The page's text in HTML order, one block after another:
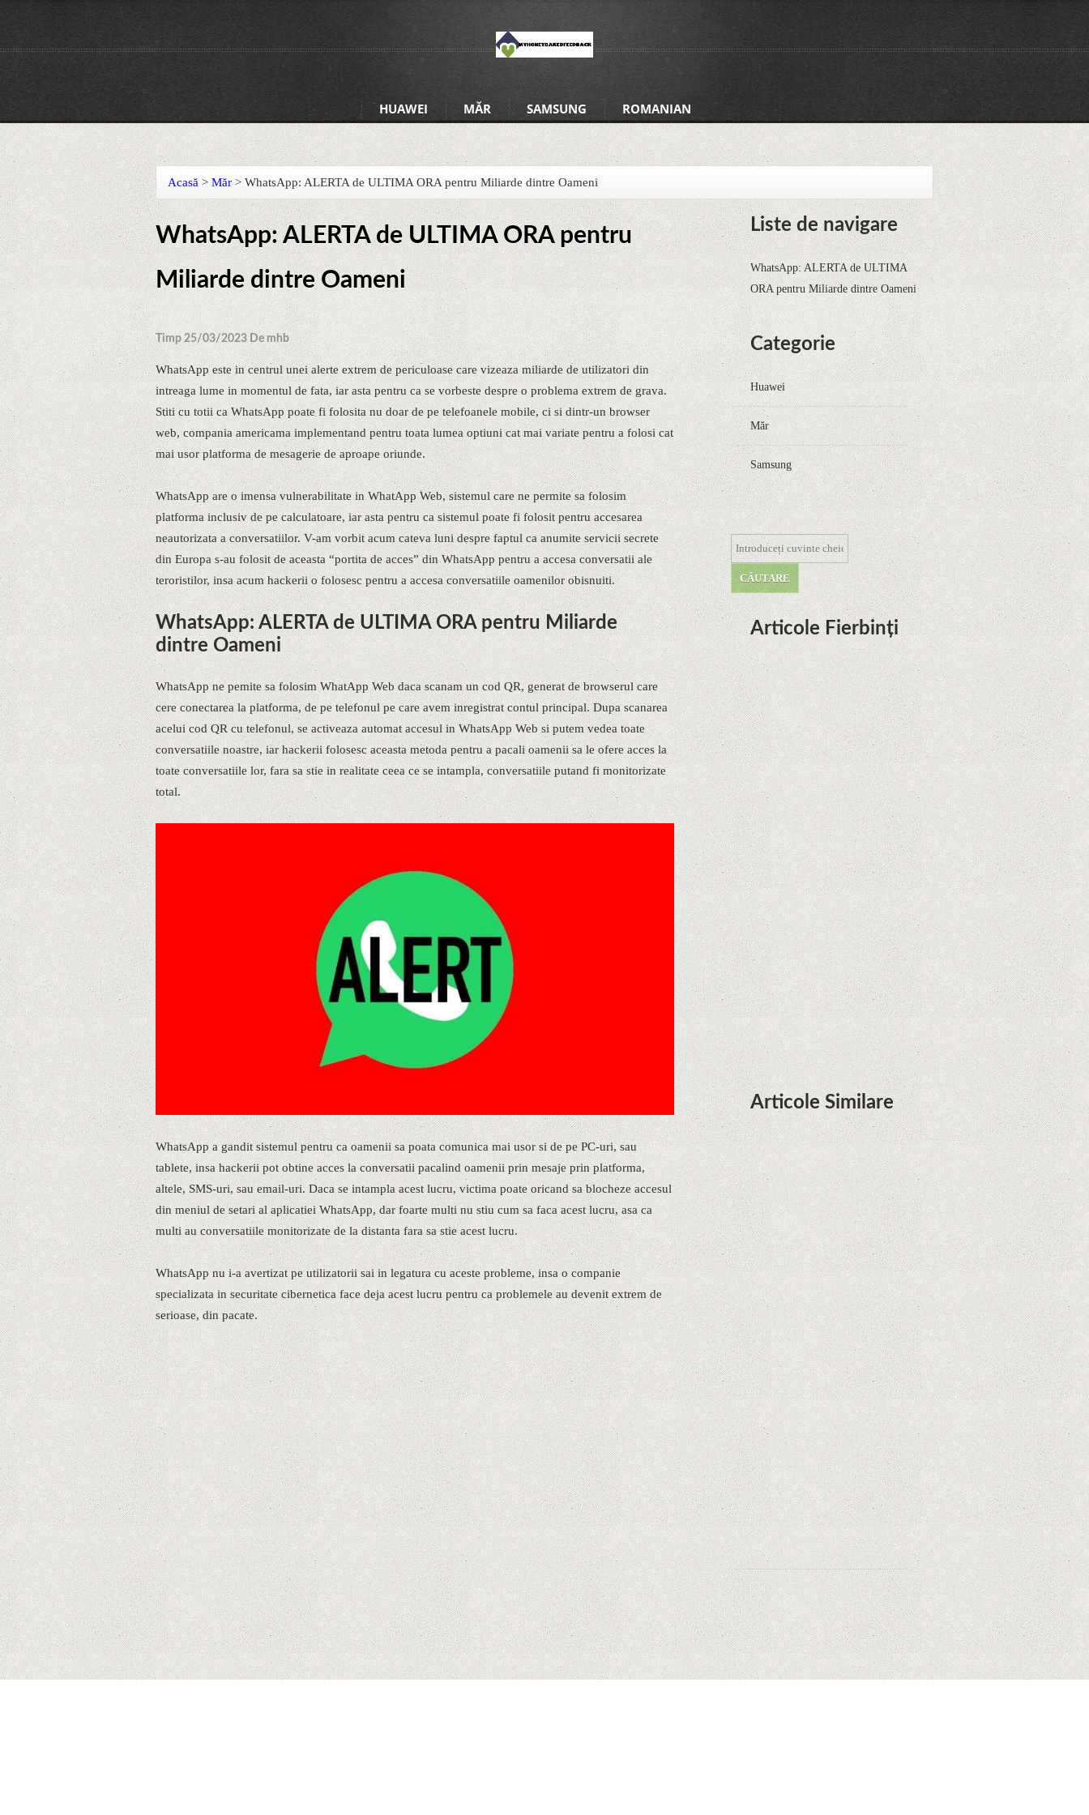
HUAWEI MĂR SAMSUNG ROMANIAN
Acasă > Măr > WhatsApp: ALERTA de ULTIMA ORA pentru Miliarde dintre Oameni
WhatsApp: ALERTA de ULTIMA ORA pentru
Miliarde dintre Oameni
Timp 25/03/2023 De mhb
WhatsApp este in centrul unei alerte extrem de periculoase care vizeaza miliarde de utilizatori din
intreaga lume in momentul de fata, iar asta pentru ca se vorbeste despre o problema extrem de grava.
Stiti cu totii ca WhatsApp poate fi folosita nu doar de pe telefoanele mobile, ci si dintr-un browser
web, compania americama implementand pentru toata lumea optiuni cat mai variate pentru a folosi cat
mai usor platforma de mesagerie de aproape oriunde.
WhatsApp are o imensa vulnerabilitate in WhatApp Web, sistemul care ne permite sa folosim
platforma inclusiv de pe calculatoare, iar asta pentru ca sistemul poate fi folosit pentru accesarea
neautorizata a conversatiilor. V-am vorbit acum cateva luni despre faptul ca anumite servicii secrete
din Europa s-au folosit de aceasta “portita de acces” din WhatsApp pentru a accesa conversatii ale
teroristilor, insa acum hackerii o folosesc pentru a accesa conversatiile oamenilor obisnuiti.
WhatsApp: ALERTA de ULTIMA ORA pentru Miliarde
dintre Oameni
WhatsApp ne pemite sa folosim WhatApp Web daca scanam un cod QR, generat de browserul care
cere conectarea la platforma, de pe telefonul pe care avem inregistrat contul principal. Dupa scanarea
acelui cod QR cu telefonul, se activeaza automat accesul in WhatsApp Web si putem vedea toate
conversatiile noastre, iar hackerii folosesc aceasta metoda pentru a pacali oamenii sa le ofere acces la
toate conversatiile lor, fara sa stie in realitate ceea ce se intampla, conversatiile putand fi monitorizate
total.
WhatsApp a gandit sistemul pentru ca oamenii sa poata comunica mai usor si de pe PC-uri, sau
tablete, insa hackerii pot obtine acces la conversatii pacalind oamenii prin mesaje prin platforma,
altele, SMS-uri, sau email-uri. Daca se intampla acest lucru, victima poate oricand sa blocheze accesul
din meniul de setari al aplicatiei WhatsApp, dar foarte multi nu stiu cum sa faca acest lucru, asa ca
multi au conversatiile monitorizate de la distanta fara sa stie acest lucru.
WhatsApp nu i-a avertizat pe utilizatorii sai in legatura cu aceste probleme, insa o companie
specializata in securitate cibernetica face deja acest lucru pentru ca problemele au devenit extrem de
serioase, din pacate.
Liste de navigare
WhatsApp: ALERTA de ULTIMA
ORA pentru Miliarde dintre Oameni
Categorie
Huawei
Măr
Samsung
Articole Fierbinți
Dota Anime venind la Netflix în
această lună de la Legenda Korra
Studio Mir
Curtea Supremă reglementează în
favoarea Google în Oracle Java
Fight
Zvon: aplicațiile Google nu se mai
pot instala pe terminalele Huawei
cu procesoare Kirin
Huawei P50 primeşte o posibilă
dată de lansare şi e mai curând
decât credeam; Are cameră
telephoto cu zoom optic variabil
Articole Similare
Descoperire remarcabilă. Genomul
uman nu mai are secrete
iPhone 12 Mini, bijuteria - TECH
REVIEW
Apple cedează, în sfârșit. Piese de
schimb pentru iPhone și Mac, puse
în vânzare
Rețelele sociale au pierdut deja 10
miliarde de dolari din cauza noilor
reguli Apple privind urmărirea
utilizatorilor